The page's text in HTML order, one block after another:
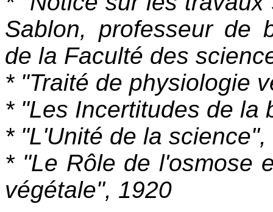
Sablon, professeur de
de la Faculté des
* "Traité de physiologie
* "Les Incertitudes de la
* "L'Unité de la
* "Le Rôle de l'osmose
végétale", 1920